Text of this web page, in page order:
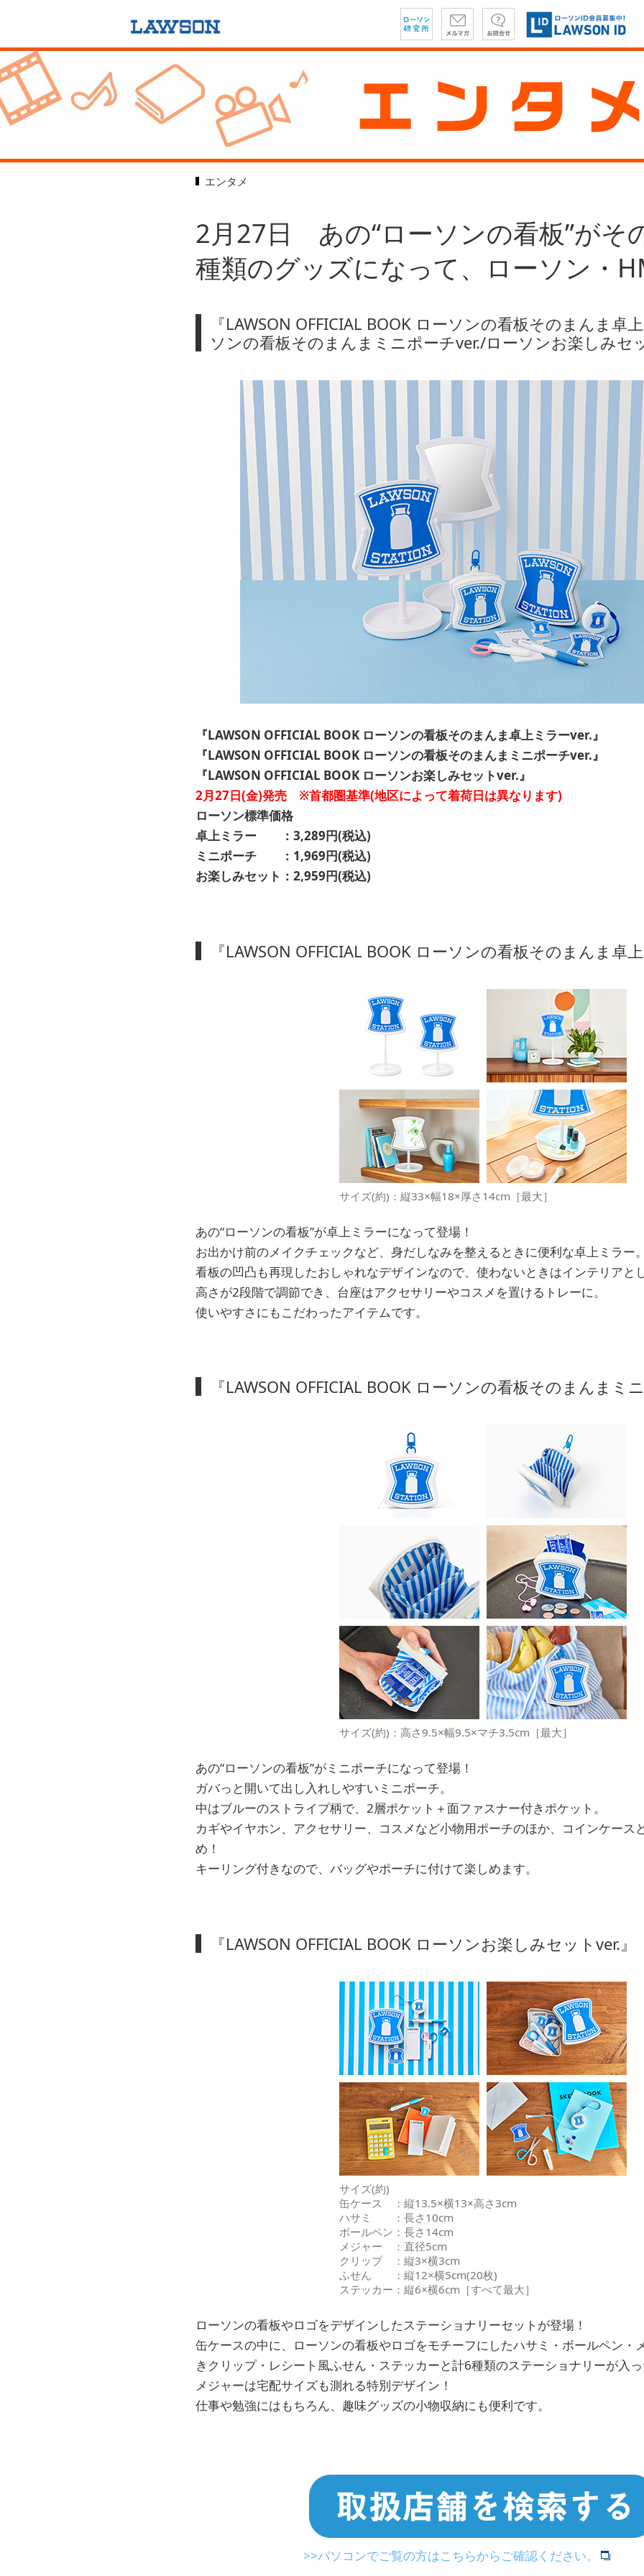
エンタメ
2月27日 あの“ローソンの看板”がそ
種類のグッズになって、ローソン・
『LAWSON OFFICIAL BOOK ローソンの看板そのまんま卓
ソンの看板そのまんまミニポーチver./ローソンお楽しみセ
『LAWSON OFFICIAL BOOK ローソンの看板そのまんま卓上ミラーver.』
『LAWSON OFFICIAL BOOK ローソンの看板そのまんまミニポーチver.』
『LAWSON OFFICIAL BOOK ローソンお楽しみセットver.』
2月27日(金)発売 ※首都圏基準(地区によって着荷日は異なります)
ローソン標準価格
卓上ミラー ：3,289円(税込)
ミニポーチ ：1,969円(税込)
お楽しみセット：2,959円(税込)
『LAWSON OFFICIAL BOOK ローソンの看板そのまんま卓上
サイズ(約)：縦33×幅18×厚さ14cm［最大］
あの“ローソンの看板”が卓上ミラーになって登場！
お出かけ前のメイクチェックなど、身だしなみを整えるときに便利な卓上ミラー。
看板の凹凸も再現したおしゃれなデザインなので、使わないときはインテリアと
高さが2段階で調節でき、台座はアクセサリーやコスメを置けるトレーに。
使いやすさにもこだわったアイテムです。
『LAWSON OFFICIAL BOOK ローソンの看板そのまんまミ
サイズ(約)：高さ9.5×幅9.5×マチ3.5cm［最大］
あの“ローソンの看板”がミニポーチになって登場！
ガバっと開いて出し入れしやすいミニポーチ。
中はブルーのストライプ柄で、2層ポケット＋面ファスナー付きポケット。
カギやイヤホン、アクセサリー、コスメなど小物用ポーチのほか、コインケース
め！
キーリング付きなので、バッグやポーチに付けて楽しめます。
『LAWSON OFFICIAL BOOK ローソンお楽しみセットver.』
サイズ(約)
缶ケース ：縦13.5×横13×高さ3cm
ハサミ ：長さ10cm
ボールペン：長さ14cm
メジャー ：直径5cm
クリップ ：縦3×横3cm
ふせん ：縦12×横5cm(20枚)
ステッカー：縦6×横6cm［すべて最大］
ローソンの看板やロゴをデザインしたステーショナリーセットが登場！
缶ケースの中に、ローソンの看板やロゴをモチーフにしたハサミ・ボールペン・
きクリップ・レシート風ふせん・ステッカーと計6種類のステーショナリーが入っ
メジャーは宅配サイズも測れる特別デザイン！
仕事や勉強にはもちろん、趣味グッズの小物収納にも便利です。
>>パソコンでご覧の方はこちらからご確認ください。